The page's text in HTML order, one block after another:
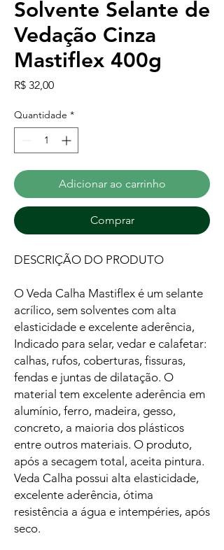
Solvente Selante de
Vedação Cinza
Mastiflex 400g
R$ 32,00Preço
Quantidade *
Adicionar ao carrinho
Comprar
DESCRIÇÃO DO PRODUTO
O Veda Calha Mastiflex é um selante
acrílico, sem solventes com alta
elasticidade e excelente aderência,
Indicado para selar, vedar e calafetar:
calhas, rufos, coberturas, fissuras,
fendas e juntas de dilatação. O
material tem excelente aderência em
alumínio, ferro, madeira, gesso,
concreto, a maioria dos plásticos
entre outros materiais. O produto,
após a secagem total, aceita pintura.
Veda Calha possui alta elasticidade,
excelente aderência, ótima
resistência a água e intempéries, após
seco.